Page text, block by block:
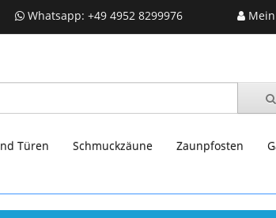
Whatsapp: +49 4952 8299976
Türen Schmuckzäune Zaunpfosten